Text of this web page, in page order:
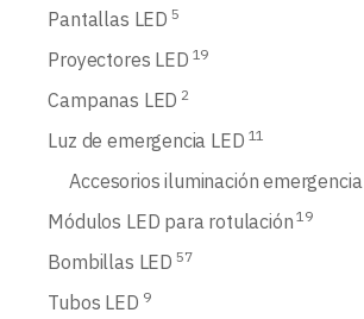
Pantallas LED 5
Proyectores LED 19
Campanas LED 2
Luz de emergencia LED 11
Accesorios iluminación emergencia
Módulos LED para rotulación 19
Bombillas LED 57
Tubos LED 9